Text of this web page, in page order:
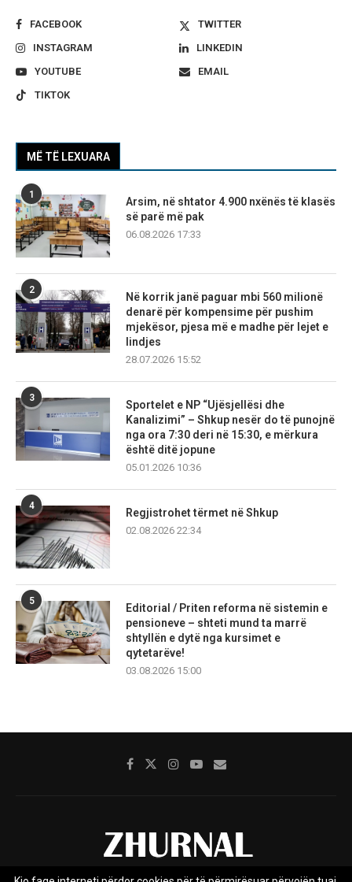
FACEBOOK
TWITTER
INSTAGRAM
LINKEDIN
YOUTUBE
EMAIL
TIKTOK
MË TË LEXUARA
1
Arsim, në shtator 4.900 nxënës të klasës
së parë më pak
06.08.2026 17:33
2
Në korrik janë paguar mbi 560 milionë
denarë për kompensime për pushim
mjekësor, pjesa më e madhe për lejet e
lindjes
28.07.2026 15:52
3
Sportelet e NP “Ujësjellësi dhe
Kanalizimi” – Shkup nesër do të punojnë
nga ora 7:30 deri në 15:30, e mërkura
është ditë jopune
05.01.2026 10:36
4
Regjistrohet tërmet në Shkup
02.08.2026 22:34
5
Editorial / Priten reforma në sistemin e
pensioneve – shteti mund ta marrë
shtyllën e dytë nga kursimet e
qytetarëve!
03.08.2026 15:00